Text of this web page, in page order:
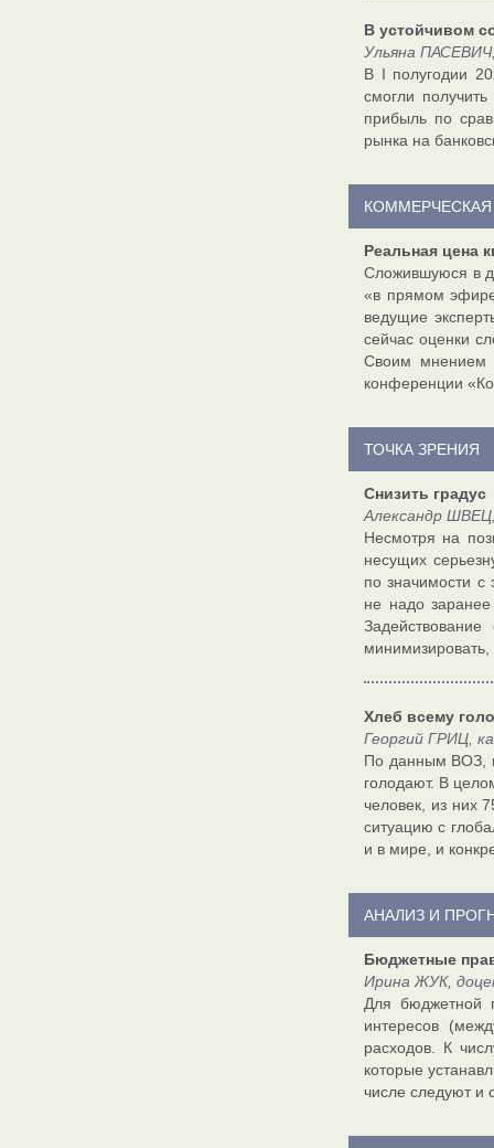
В устойчивом
Ульяна
В I полугодии
смогли
прибыль по
рынка на
Реальная цена
Сложившуюся в
«в прямом
ведущие
сейчас оценки
Своим мнением
конференции
ТОЧКА ЗРЕНИЯ
Снизить градус
Александр
Несмотря на
несущих
по значимости
не надо
Хлеб всему
Георгий ГРИЦ,
По данным ВОЗ,
голодают. В
человек, из них
ситуацию с
и в мире, и
АНАЛИЗ И
Бюджетные
Ирина ЖУК,
Для бюджетной
интересов
расходов. К
которые
числе следуют и